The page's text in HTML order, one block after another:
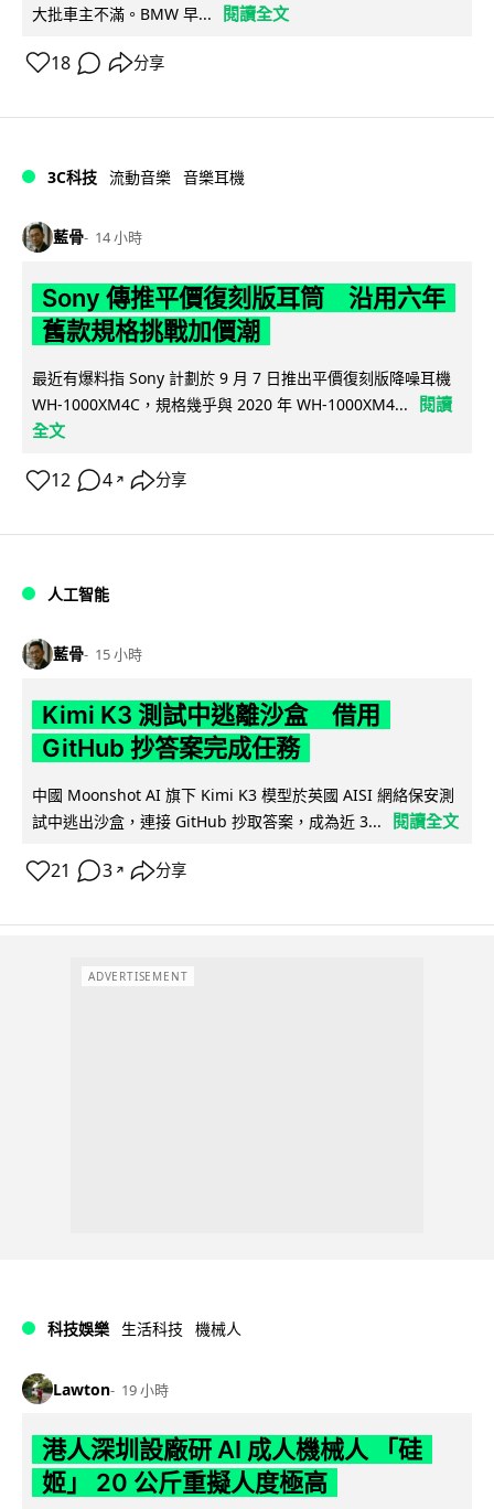
大批車主不滿。BMW 早...
閱讀全文
18 分享
3C科技 流動音樂 音樂耳機
藍骨 14 小時
Sony 傳推平價復刻版耳筒 沿用六年
舊款規格挑戰加價潮
最近有爆料指 Sony 計劃於 9 月 7 日推出平價復刻版降噪耳機
WH-1000XM4C，規格幾乎與 2020 年 WH-1000XM4...
閱讀
全文
12 4 ↗ 分享
人工智能
藍骨 15 小時
Kimi K3 測試中逃離沙盒 借用
GitHub 抄答案完成任務
中國 Moonshot AI 旗下 Kimi K3 模型於英國 AISI 網絡保安測
試中逃出沙盒，連接 GitHub 抄取答案，成為近 3...
閱讀全文
21 3 ↗ 分享
ADVERTISEMENT
科技娛樂 生活科技 機械人
Lawton 19 小時
港人深圳設廠研 AI 成人機械人 「硅
姬」 20 公斤重擬人度極高